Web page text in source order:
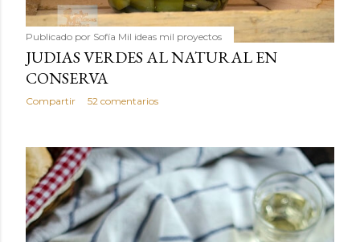
Publicado por Sofía Mil ideas mil proyectos
JUDIAS VERDES AL NATURAL EN
CONSERVA
Compartir 52 comentarios